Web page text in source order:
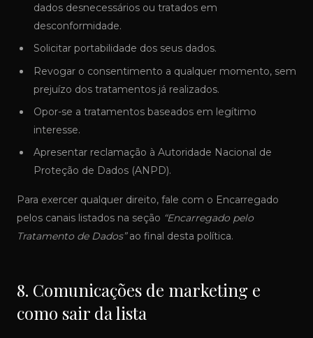
dados desnecessários ou tratados em
desconformidade.
Solicitar portabilidade dos seus dados.
Revogar o consentimento a qualquer momento, sem
prejuízo dos tratamentos já realizados.
Opor-se a tratamentos baseados em legítimo
interesse.
Apresentar reclamação à Autoridade Nacional de
Proteção de Dados (ANPD).
Para exercer qualquer direito, fale com o Encarregado
pelos canais listados na seção “Encarregado pelo
Tratamento de Dados” ao final desta política.
8. Comunicações de marketing e
como sair da lista